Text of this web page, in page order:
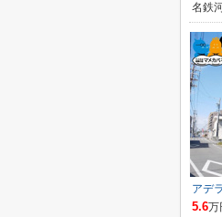
名鉄
アデ
5.6万